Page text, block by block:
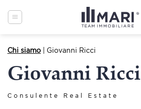
content
Chi siamo | Giovanni Ricci
Giovanni Ricci
Consulente Real Estate